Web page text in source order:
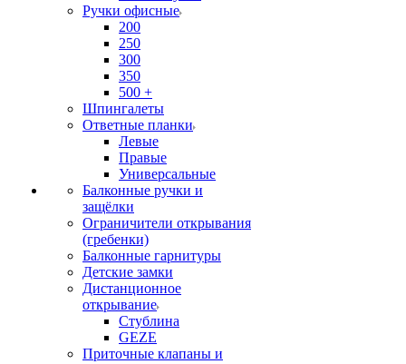
Ручки офисные
200
250
300
350
500 +
Шпингалеты
Ответные планки
Левые
Правые
Универсальные
Балконные ручки и
защёлки
Ограничители открывания
(гребенки)
Балконные гарнитуры
Детские замки
Дистанционное
открывание
Стублина
GEZE
Приточные клапаны и